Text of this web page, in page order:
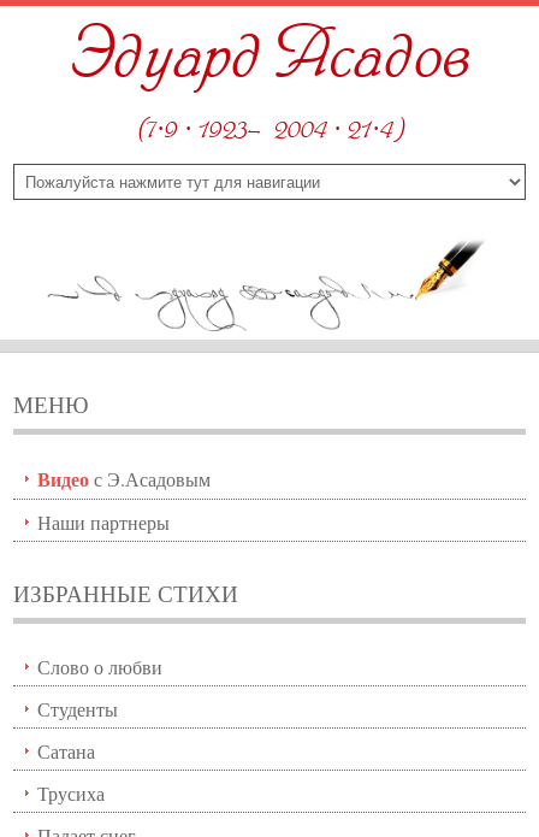
Эдуард Асадов
(7·9 · 1923—2004 · 21·4)
МЕНЮ
Видеос Э.Асадовым
Наши партнеры
ИЗБРАННЫЕ СТИХИ
Слово о любви
Студенты
Сатана
Трусиха